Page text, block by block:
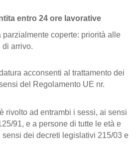
entro 24 ore lavorative
coperte: priorità alle
di arrivo.
acconsenti al trattamento dei
del Regolamento UE nr.
rivolto ad entrambi i sessi, ai sensi
91, e a persone di tutte le età e
dei decreti legislativi 215/03 e